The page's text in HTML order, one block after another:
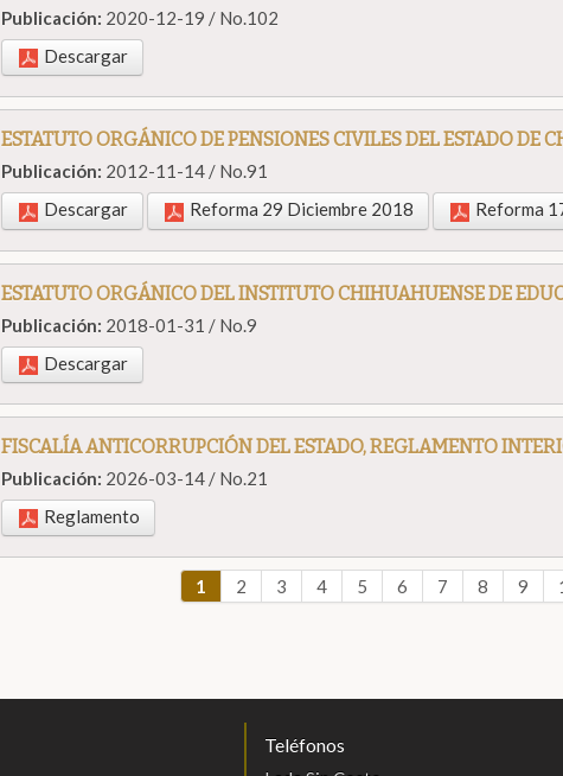
Publicación: 2020-12-19 / No.102
Descargar
ESTATUTO ORGÁNICO DE PENSIONES CIVILES DEL ESTADO DE
Publicación: 2012-11-14 / No.91
Descargar
Reforma 29 Diciembre 2018 Reforma
ESTATUTO ORGÁNICO DEL INSTITUTO CHIHUAHUENSE DE
Publicación: 2018-01-31 / No.9
Descargar
FISCALÍA ANTICORRUPCIÓN DEL ESTADO, REGLAMENTO
Publicación: 2026-03-14 / No.21
Reglamento
1 2 3 4 5 6 7 8 9
Teléfonos